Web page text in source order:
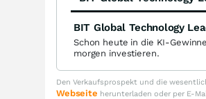
BIT Global Technology
Schon heute in die KI-
morgen investieren.
Den Verkaufsprospekt und die
Webseite herunterladen oder per E-